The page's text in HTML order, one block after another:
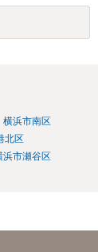
横浜市南区
北区
浜市瀬谷区